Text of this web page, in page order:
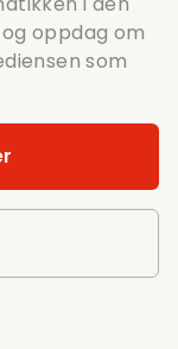
oppdag om
som